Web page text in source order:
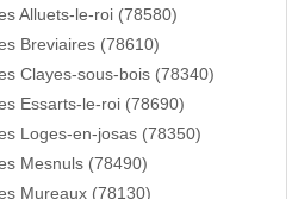
Alluets-le-roi (78580)
Breviaires (78610)
Clayes-sous-bois (78340)
Essarts-le-roi (78690)
Loges-en-josas (78350)
Mesnuls (78490)
Mureaux (78130)